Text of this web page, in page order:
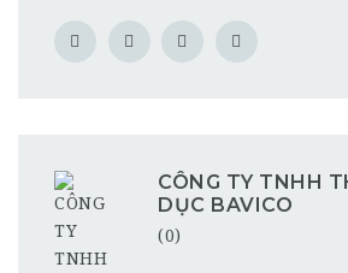
CÔNG TY TNHH
DỤC BAVICO
(0)